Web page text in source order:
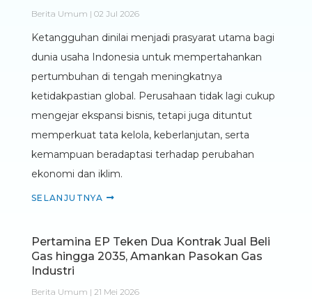
Berita Umum | 02 Jul 2026
Ketangguhan dinilai menjadi prasyarat utama bagi
dunia usaha Indonesia untuk mempertahankan
pertumbuhan di tengah meningkatnya
ketidakpastian global. Perusahaan tidak lagi cukup
mengejar ekspansi bisnis, tetapi juga dituntut
memperkuat tata kelola, keberlanjutan, serta
kemampuan beradaptasi terhadap perubahan
ekonomi dan iklim.
SELANJUTNYA
Pertamina EP Teken Dua Kontrak Jual Beli
Gas hingga 2035, Amankan Pasokan Gas
Industri
Berita Umum | 21 Mei 2026